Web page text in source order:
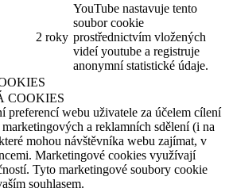
2 roky
YouTube nastavuje tento
soubor cookie
prostřednictvím vložených
videí youtube a registruje
anonymní statistické údaje.
COOKIES
preferencí webu uživatele za účelem cílení
a reklamních sdělení (i na
mohou návštěvníka webu zajímat, v
Marketingové cookies využívají
Tyto marketingové soubory cookie
souhlasem.